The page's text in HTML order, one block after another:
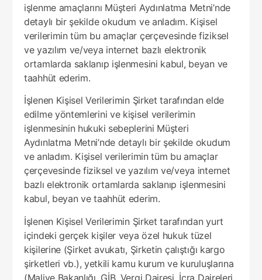
işlenme amaçlarını Müşteri Aydınlatma Metni’nde
detaylı bir şekilde okudum ve anladım. Kişisel
verilerimin tüm bu amaçlar çerçevesinde fiziksel
ve yazılım ve/veya internet bazlı elektronik
ortamlarda saklanıp işlenmesini kabul, beyan ve
taahhüt ederim.
İşlenen Kişisel Verilerimin Şirket tarafından elde
edilme yöntemlerini ve kişisel verilerimin
işlenmesinin hukuki sebeplerini Müşteri
Aydınlatma Metni’nde detaylı bir şekilde okudum
ve anladım. Kişisel verilerimin tüm bu amaçlar
çerçevesinde fiziksel ve yazılım ve/veya internet
bazlı elektronik ortamlarda saklanıp işlenmesini
kabul, beyan ve taahhüt ederim.
İşlenen Kişisel Verilerimin Şirket tarafından yurt
içindeki gerçek kişiler veya özel hukuk tüzel
kişilerine (Şirket avukatı, Şirketin çalıştığı kargo
şirketleri vb.), yetkili kamu kurum ve kuruluşlarına
(Maliye Bakanlığı, GİB, Vergi Dairesi, İcra Daireleri,